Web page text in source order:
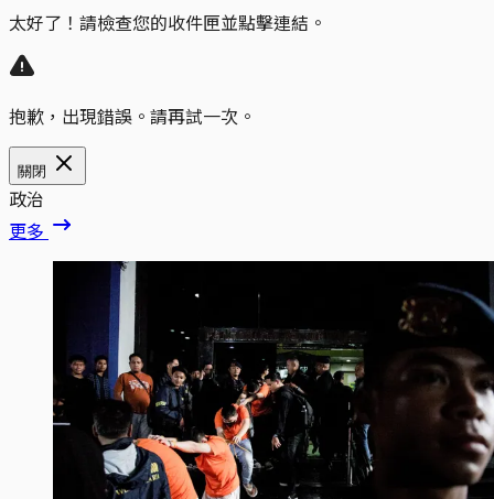
太好了！請檢查您的收件匣並點擊連結。
抱歉，出現錯誤。請再試一次。
關閉
政治
更多